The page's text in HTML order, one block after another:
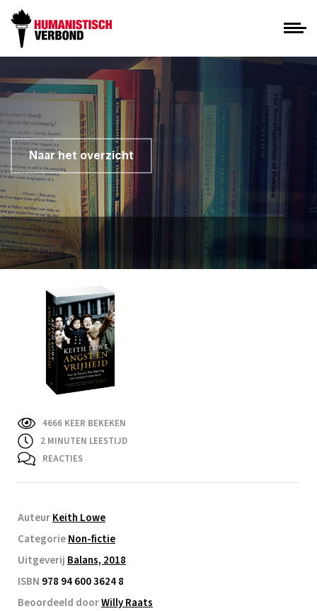
Naar het overzicht
4666 KEER BEKEKEN
2 MINUTEN LEESTIJD
REACTIES
AuteurKeith Lowe
CategorieNon-fictie
Uitgeverij Balans, 2018
ISBN 978 94 600 3624 8
Beoordeeld doorWilly Raats